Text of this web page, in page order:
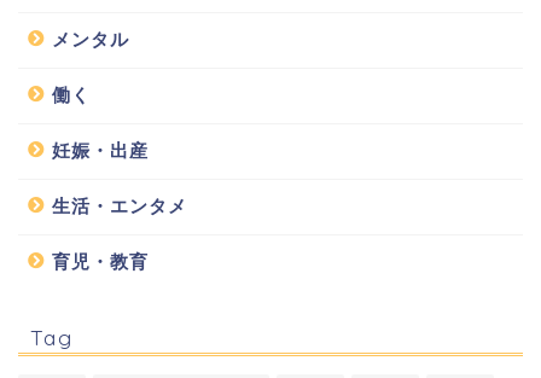
メンタル
働く
妊娠・出産
生活・エンタメ
育児・教育
Tag